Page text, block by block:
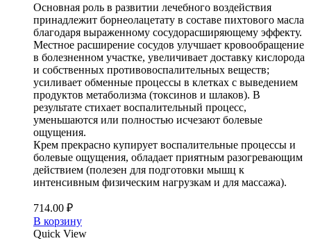
Основная роль в развитии лечебного воздействия
принадлежит борнеолацетату в составе пихтового масла
благодаря выраженному сосудорасширяющему эффекту.
Местное расширение сосудов улучшает кровообращение
в болезненном участке, увеличивает доставку кислорода
и собственных противовоспалительных веществ;
усиливает обменные процессы в клетках с выведением
продуктов метаболизма (токсинов и шлаков). В
результате стихает воспалительный процесс,
уменьшаются или полностью исчезают болевые
ощущения.
Крем прекрасно купирует воспалительные процессы и
болевые ощущения, обладает приятным разогревающим
действием (полезен для подготовки мышц к
интенсивным физическим нагрузкам и для массажа).
714.00 ₽
В корзину
Quick View